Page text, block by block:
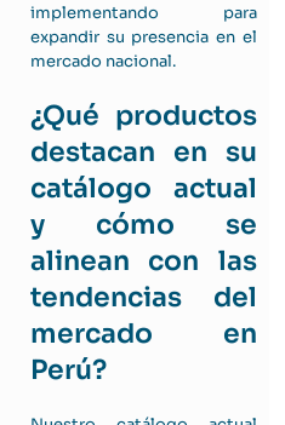
implementando para
expandir su presencia en el
mercado nacional.
¿Qué productos
destacan en su
catálogo actual
y cómo se
alinean con las
tendencias del
mercado en
Perú?